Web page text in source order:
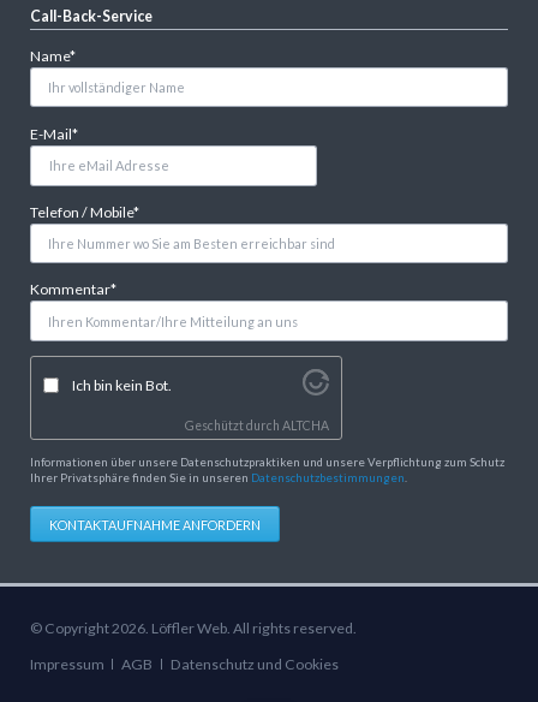
Call-Back-Service
Pflichtfeld
Name*
Pflichtfeld
E-Mail*
Pflichtfeld
Telefon / Mobile*
Pflichtfeld
Kommentar*
Ich bin kein Bot.
Geschützt durchALTCHA
Informationen über unsere Datenschutzpraktiken und unsere Verpflichtung zum Schutz
Ihrer Privatsphäre finden Sie in unseren Datenschutzbestimmungen.
KONTAKTAUFNAHME ANFORDERN
© Copyright 2026. Löffler Web. All rights reserved.
Navigation
Impressum AGB Datenschutz und Cookies